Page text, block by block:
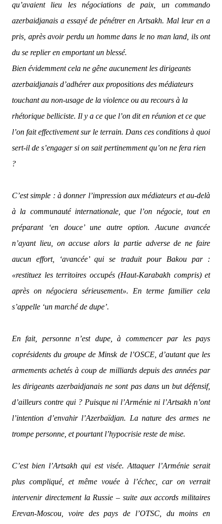
qu’avaient lieu les négociations de paix, un commando
azerbaidjanais a essayé de pénétrer en Artsakh. Mal leur en a
pris, après avoir perdu un homme dans le no man land, ils ont
du se replier en emportant un blessé.
Bien évidemment cela ne gêne aucunement les dirigeants
azerbaidjanais d’adhérer aux propositions des médiateurs
touchant au non-usage de la violence ou au recours à la
rhétorique belliciste. Il y a ce que l’on dit en réunion et ce que
l’on fait effectivement sur le terrain. Dans ces conditions à quoi
sert-il de s’engager si on sait pertinemment qu’on ne fera rien
?
C’est simple : à donner l’impression aux médiateurs et au-delà
à la communauté internationale, que l’on négocie, tout en
préparant ‘en douce’ une autre option. Aucune avancée
n’ayant lieu, on accuse alors la partie adverse de ne faire
aucun effort, ‘avancée’ qui se traduit pour Bakou par :
«restituez les territoires occupés (Haut-Karabakh compris) et
après on négociera sérieusement». En terme familier cela
s’appelle ‘un marché de dupe’.
En fait, personne n’est dupe, à commencer par les pays
coprésidents du groupe de Minsk de l’OSCE, d’autant que les
armements achetés à coup de milliards depuis des années par
les dirigeants azerbaidjanais ne sont pas dans un but défensif,
d’ailleurs contre qui ? Puisque ni l’Arménie ni l’Artsakh n’ont
l’intention d’envahir l’Azerbaïdjan. La nature des armes ne
trompe personne, et pourtant l’hypocrisie reste de mise.
C’est bien l’Artsakh qui est visée. Attaquer l’Arménie serait
plus compliqué, et même vouée à l’échec, car on verrait
intervenir directement la Russie – suite aux accords militaires
Erevan-Moscou, voire des pays de l’OTSC, du moins en